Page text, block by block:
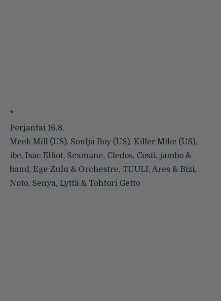
*
Perjantai 16.8.
Meek Mill (US), Soulja Boy (US), Killer Mike (US),
ibe, Isac Elliot, Sexmane, Cledos, Costi, jambo &
band, Ege Zulu & Orchestre, TUULI, Ares & Bizi,
Noto, Senya, Lyttä & Tohtori Getto